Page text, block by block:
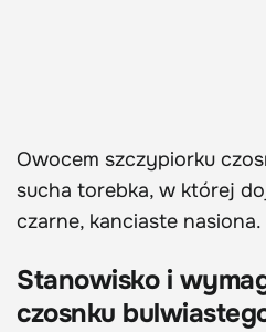
Owocem szczypiorku
sucha torebka, w której
czarne, kanciaste nasiona.
Stanowisko i
czosnku